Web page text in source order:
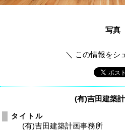
写真
＼ この情報をシ
(有)吉田建築
タイトル
(有)吉田建築計画事務所